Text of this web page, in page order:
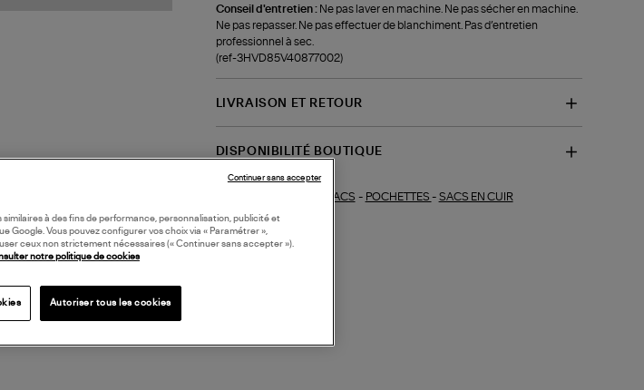
Conseil d'entretien : Ne pas laver en machine. Ne pas sécher en machine.
Ne pas repasser. Ne pas effectuer de blanchiment. Pas d’entretien
professionnel à sec.
(ref-3HVD85V40877002)
LIVRAISON ET RETOUR
DISPONIBILITÉ BOUTIQUE
SACS - POCHETTES - SACS EN CUIR
à des fins de performance, personnalisation, publicité et
Google. Vous pouvez configurer vos choix via « Paramétrer »,
ceux non strictement nécessaires (« Continuer sans accepter »).
notre politique de cookies
Autoriser tous les cookies
Continuer sans accepter